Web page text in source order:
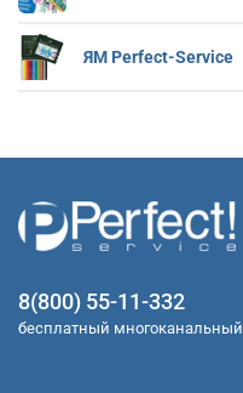
ЯМ Perfect-Service
8(800) 55-11-332
бесплатный многоканальный